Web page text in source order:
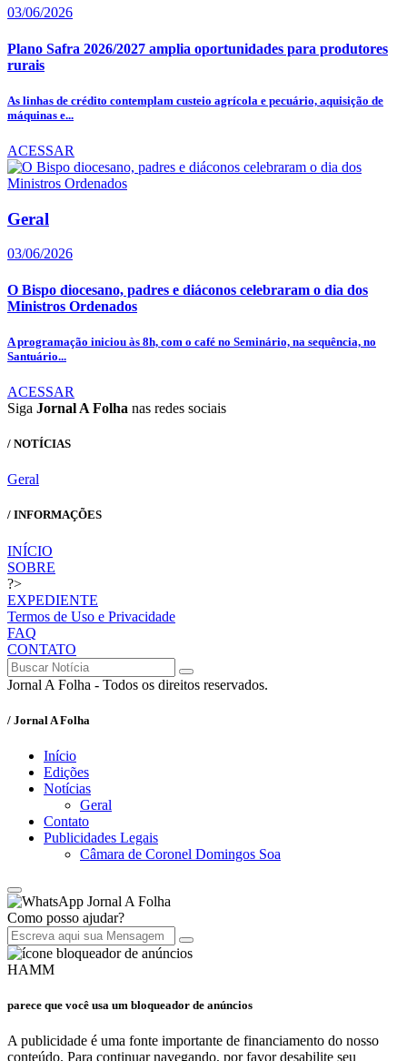
03/06/2026
Plano Safra 2026/2027 amplia oportunidades para produtores
rurais
As linhas de crédito contemplam custeio agrícola e pecuário, aquisição de
máquinas e...
ACESSAR
Geral
03/06/2026
O Bispo diocesano, padres e diáconos celebraram o dia dos
Ministros Ordenados
A programação iniciou às 8h, com o café no Seminário, na sequência, no
Santuário...
ACESSAR
Siga Jornal A Folha nas redes sociais
/ NOTÍCIAS
Geral
/ INFORMAÇÕES
INÍCIO
SOBRE
?>
EXPEDIENTE
Termos de Uso e Privacidade
FAQ
CONTATO
Jornal A Folha - Todos os direitos reservados.
/ Jornal A Folha
Início
Edições
Notícias
Geral
Contato
Publicidades Legais
Câmara de Coronel Domingos Soa
Jornal A Folha
Como posso ajudar?
HAMM
parece que você usa um bloqueador de anúncios
A publicidade é uma fonte importante de financiamento do nosso
conteúdo. Para continuar navegando, por favor desabilite seu